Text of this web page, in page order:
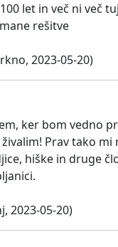
let in več ni več
rešitve
2023-05-20)
ker bom vedno
Prav tako mi
hiške in druge
2023-05-20)